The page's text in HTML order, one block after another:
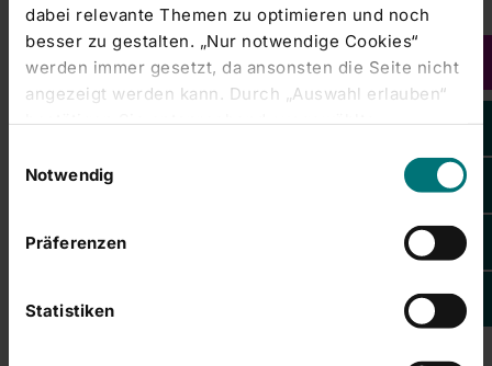
dabei relevante Themen zu optimieren und noch
besser zu gestalten. „Nur notwendige Cookies“
werden immer gesetzt, da ansonsten die Seite nicht
angezeigt werden kann. Durch „Auswahl erlauben“
bestätigen Sie entsprechend ausgewählte
erlauben Sie alle eingesetzten Cookies. Sie können
Ihre
Einstellungen anpassen. Weitere Informationen
finden Sie auch in unserer
Datenschutzerklärung
Notwendig
Präferenzen
Statistiken
RHÖN-KLINIKUM AG und Initiative
Junge Forscher fördern MINT-Bildung in
der Region Rhön-Grabfeld
Junge Forscherinnen und Forscher e.V. (IJF) kooperieren
mit der Staatlichen Fachoberschule und Berufsoberschule
RHÖN-KLINIKUM AG steigt gemeinsam